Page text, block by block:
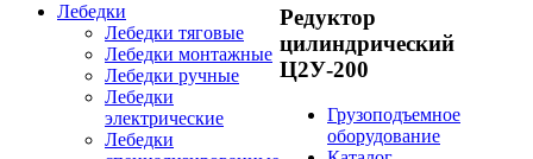
Лебедки
Лебедки тяговые
Лебедки монтажные
Лебедки ручные
Лебедки
электрические
Лебедки
Редуктор
цилиндрический
Ц2У-200
Грузоподъемное
оборудование